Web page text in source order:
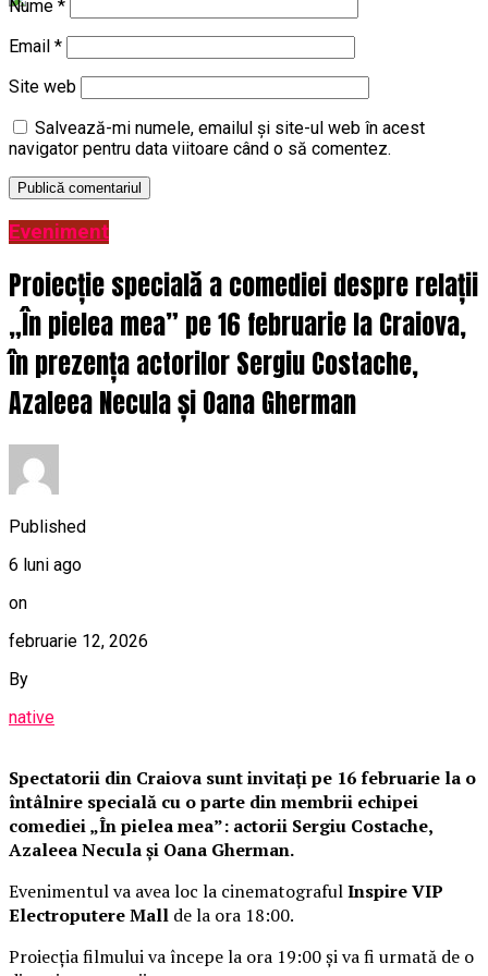
Nume *
Email *
Site web
Salvează-mi numele, emailul și site-ul web în acest
navigator pentru data viitoare când o să comentez.
Eveniment
Proiecție specială a comediei despre relații
„În pielea mea” pe 16 februarie la Craiova,
în prezența actorilor Sergiu Costache,
Azaleea Necula și Oana Gherman
Published
6 luni ago
on
februarie 12, 2026
By
native
Spectatorii din Craiova sunt invitați pe 16 februarie la o
întâlnire specială cu o parte din membrii echipei
comediei „În pielea mea”: actorii Sergiu Costache,
Azaleea Necula și Oana Gherman.
Evenimentul va avea loc la cinematografulInspire VIP
Electroputere Mall de la ora 18:00.
Proiecția filmului va începe la ora 19:00 și va fi urmată de o